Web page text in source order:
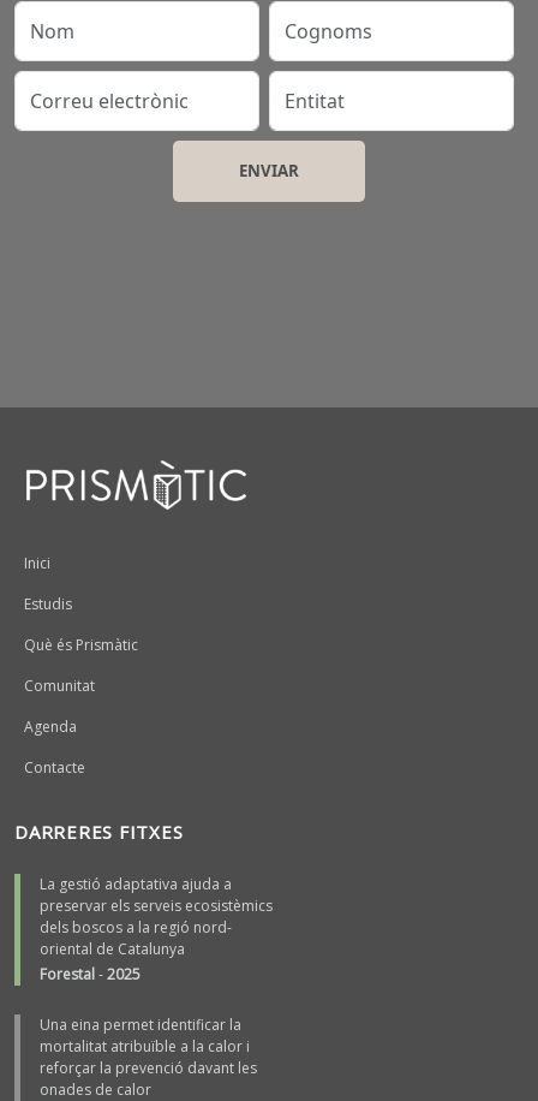
Nom Cognoms
Correu electrònic Entitat
Peu
Inici
Estudis
Què és Prismàtic
Comunitat
Agenda
Contacte
DARRERES FITXES
La gestió adaptativa ajuda a
preservar els serveis ecosistèmics
dels boscos a la regió nord-
oriental de Catalunya
Forestal-2025
Una eina permet identificar la
mortalitat atribuïble a la calor i
reforçar la prevenció davant les
onades de calor